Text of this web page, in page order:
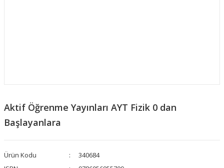
Aktif Öğrenme Yayınları AYT Fizik 0 dan
Başlayanlara
Ürün Kodu
340684